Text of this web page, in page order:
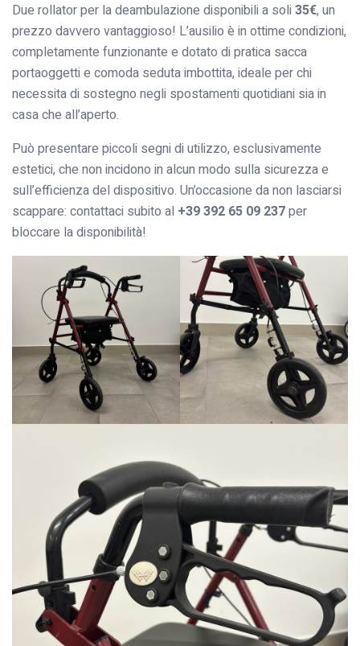
Due rollator per la deambulazione disponibili a soli 35€, un
prezzo davvero vantaggioso! L’ausilio è in ottime condizioni,
completamente funzionante e dotato di pratica sacca
portaoggetti e comoda seduta imbottita, ideale per chi
necessita di sostegno negli spostamenti quotidiani sia in
casa che all’aperto.
Può presentare piccoli segni di utilizzo, esclusivamente
estetici, che non incidono in alcun modo sulla sicurezza e
sull’efficienza del dispositivo. Un’occasione da non lasciarsi
scappare: contattaci subito al +39 392 65 09 237per
bloccare la disponibilità!